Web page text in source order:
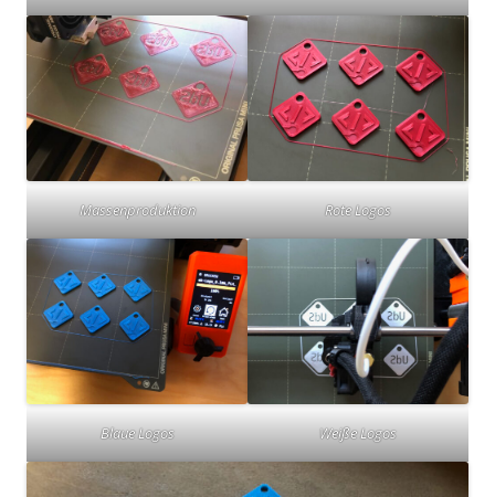
Massenproduktion Rote Logos
Blaue Logos Weiße Logos